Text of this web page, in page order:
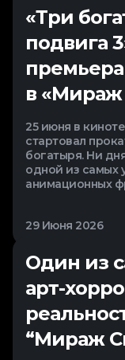
29 Июня 2026
«Три
подвига
в
25 июня в
стартовал
богатыря. Ни
одной из самых
анимационных
29 Июня 2026
Один из
арт-
“Мираж